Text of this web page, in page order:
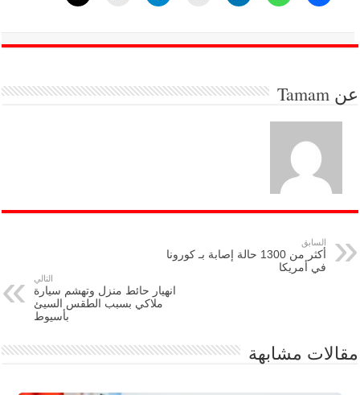
عنTamam
السابق
أكثر من 1300 حالة إصابة بـ كورونا
في أمريكا
التالي
انهيار حائط منزل وتهشم سيارة
ملاكي بسبب الطقس السيئ
بأسيوط
مقالات مشابهة